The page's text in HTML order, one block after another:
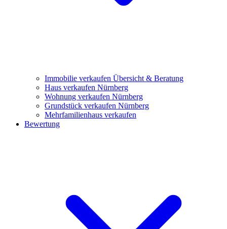
Immobilie verkaufen Übersicht & Beratung
Haus verkaufen Nürnberg
Wohnung verkaufen Nürnberg
Grundstück verkaufen Nürnberg
Mehrfamilienhaus verkaufen
Bewertung